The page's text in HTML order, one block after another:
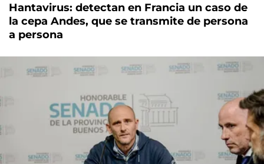
Hantavirus: detectan en Francia un caso de
la cepa Andes, que se transmite de persona
a persona